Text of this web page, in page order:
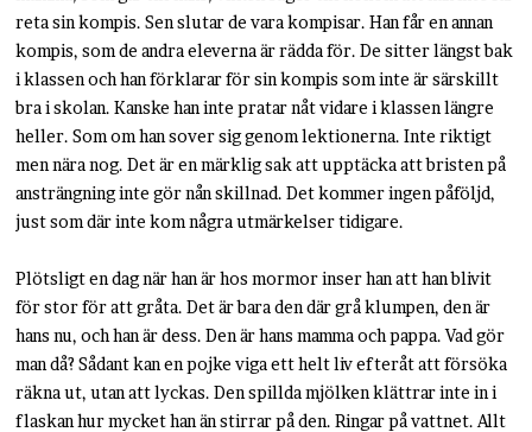
reta sin kompis. Sen slutar de vara kompisar. Han får en annan
kompis, som de andra eleverna är rädda för. De sitter längst bak
i klassen och han förklarar för sin kompis som inte är särskillt
bra i skolan. Kanske han inte pratar nåt vidare i klassen längre
heller. Som om han sover sig genom lektionerna. Inte riktigt
men nära nog. Det är en märklig sak att upptäcka att bristen på
ansträngning inte gör nån skillnad. Det kommer ingen påföljd,
just som där inte kom några utmärkelser tidigare.
Plötsligt en dag när han är hos mormor inser han att han blivit
för stor för att gråta. Det är bara den där grå klumpen, den är
hans nu, och han är dess. Den är hans mamma och pappa. Vad gör
man då? Sådant kan en pojke viga ett helt liv efteråt att försöka
räkna ut, utan att lyckas. Den spillda mjölken klättrar inte in i
flaskan hur mycket han än stirrar på den. Ringar på vattnet. Allt